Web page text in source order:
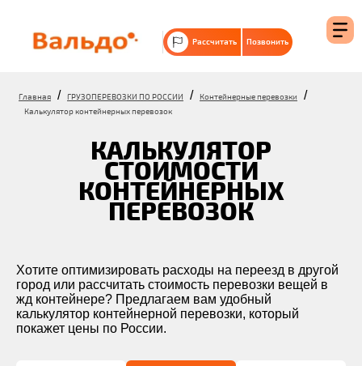
Рассчитать Позвонить
Главная / ГРУЗОПЕРЕВОЗКИ ПО РОССИИ / Контейнерные перевозки /
Калькулятор контейнерных перевозок
КАЛЬКУЛЯТОР
СТОИМОСТИ
КОНТЕЙНЕРНЫХ
ПЕРЕВОЗОК
Хотите оптимизировать расходы на переезд в другой
город или рассчитать стоимость перевозки вещей в
жд контейнере? Предлагаем вам удобный
калькулятор контейнерной перевозки, который
покажет цены по России.